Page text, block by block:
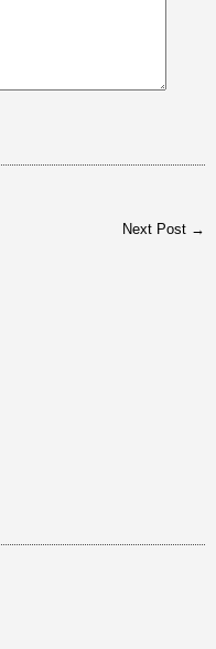
Next Post →